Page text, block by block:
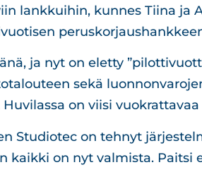
lankkuihin, kunnes Tiina ja
ja nyt on eletty
sekä
on viisi
Studiotec on tehnyt
kaikki on nyt valmista. Paitsi